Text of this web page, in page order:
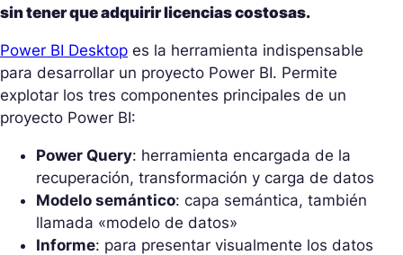
sin tener que adquirir licencias costosas.
Power BI Desktop es la herramienta indispensable
para desarrollar un proyecto Power BI. Permite
explotar los tres componentes principales de un
proyecto Power BI:
Power Query: herramienta encargada de la
recuperación, transformación y carga de datos
Modelo semántico: capa semántica, también
llamada «modelo de datos»
Informe: para presentar visualmente los datos